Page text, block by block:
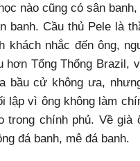
cũng có sân banh,
banh. Cầu thủ Pele là
khách nhắc đến ông,
Tổng Thống Brazil,
bầu cử không ưa,
lập vì ông không làm
chính phủ. Về già
đá banh, mê đá banh.